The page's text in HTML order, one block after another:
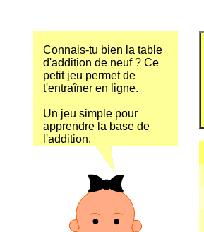
Connais-tu bien la table
d'addition de neuf ? Ce
petit jeu permet de
t'entraîner en ligne.
Un jeu simple pour
apprendre la base de
l'addition.